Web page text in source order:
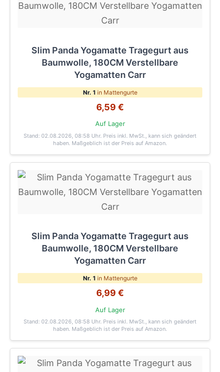
Slim Panda Yogamatte Tragegurt aus
Baumwolle, 180CM Verstellbare
Yogamatten Carr
Nr. 1 in Mattengurte
6,59 €
Auf Lager
Stand: 02.08.2026, 08:58 Uhr. Preis inkl. MwSt., kann sich geändert
haben. Maßgeblich ist der Preis auf Amazon.
Slim Panda Yogamatte Tragegurt aus
Baumwolle, 180CM Verstellbare
Yogamatten Carr
Nr. 1 in Mattengurte
6,99 €
Auf Lager
Stand: 02.08.2026, 08:58 Uhr. Preis inkl. MwSt., kann sich geändert
haben. Maßgeblich ist der Preis auf Amazon.